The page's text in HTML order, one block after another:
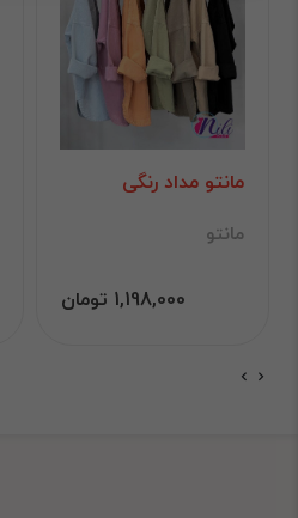
مانتو مداد رنگی
مانتو
1,198,000 تومان